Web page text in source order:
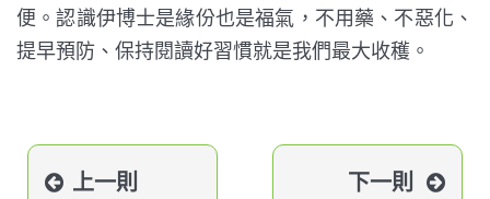
便。認識伊博士是緣份也是福氣，不用藥、不惡化、
提早預防、保持閱讀好習慣就是我們最大收穫。
上一則 下一則